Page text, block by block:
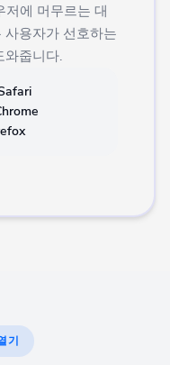
에 머무르는 대
사용자가 선호하는
와줍니다.
기